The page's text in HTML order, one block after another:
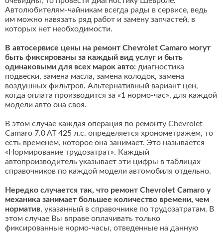
Автолюбителям-чайникам всегда рады в сервисе, ведь
им можно навязать ряд работ и замену запчастей, в
которых нет необходимости.
В автосервисе цены на ремонт Chevrolet Camaro могут
быть фиксированы за каждый вид услуг и быть
одинаковыми для всех марок авто: диагностика
подвески, замена масла, замена колодок, замена
воздушных фильтров. Альтернативный вариант цен,
когда оплата производится за «1 нормо-час», для каждой
модели авто она своя.
В этом случае каждая операция по ремонту Chevrolet
Camaro 7.0 AT 425 л.с. определяется хронометражем, то
есть временем, которое она занимает. Это называется
«Нормирование трудозатрат». Каждый
автопроизводитель указывает эти цифры в таблицах
справочников по каждой модели автомобиля отдельно.
Нередко случается так, что ремонт Chevrolet Camaro у
механика занимает большее количество времени, чем
норматив, указанный в справочнике по трудозатратам. В
этом случае Вы вправе оплачивать только
фиксированные нормо-часы, отведенные на данную